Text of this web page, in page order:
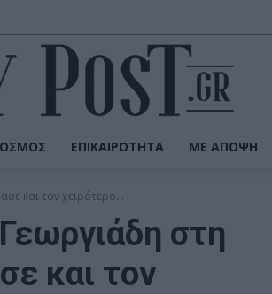
ΕΠΙΚΑΙΡΌΤΗΤΑ ΜΕ ΆΠΟΨΗ
και τον χειρότερο...
στη
και τον